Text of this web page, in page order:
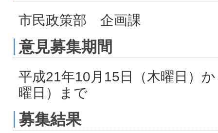
市民政策部 企画課
意見募集期間
平成21年10月15日（木曜日）
曜日）まで
募集結果